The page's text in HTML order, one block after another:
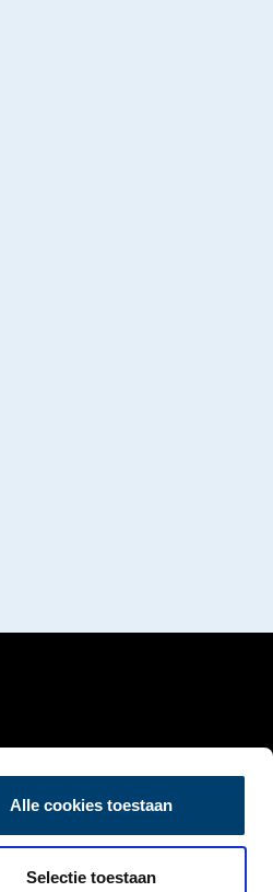
Alle cookies toestaan
Selectie toestaan